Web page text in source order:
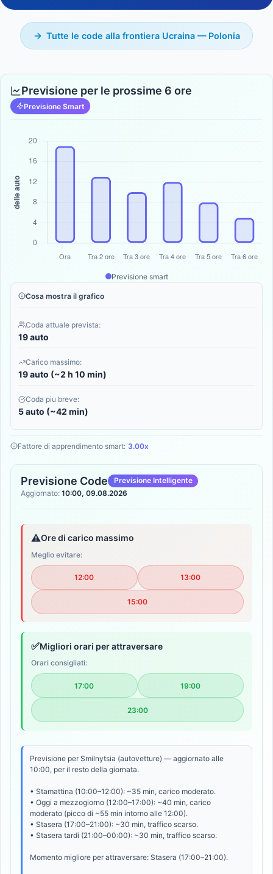
Tutte le code alla frontiera Ucraina — Polonia
Previsione per le prossime 6 ore
Previsione Smart
Previsione smart
Cosa mostra il grafico
Coda attuale prevista:
19 auto
Carico massimo:
19 auto (~2 h 10 min)
Coda piu breve:
5 auto (~42 min)
Fattore di apprendimento smart: 3.00x
Previsione Code
Previsione Intelligente
Aggiornato: 10:00, 09.08.2026
⚠️Ore di carico massimo
Meglio evitare:
12:00 13:00
15:00
✅Migliori orari per attraversare
Orari consigliati:
17:00 19:00
23:00
Previsione per Smilnytsia (autovetture) — aggiornato alle
10:00, per il resto della giornata.
• Stamattina (10:00–12:00): ~35 min, carico moderato.
• Oggi a mezzogiorno (12:00–17:00): ~40 min, carico
moderato (picco di ~55 min intorno alle 12:00).
• Stasera (17:00–21:00): ~30 min, traffico scarso.
• Stasera tardi (21:00–00:00): ~30 min, traffico scarso.
Momento migliore per attraversare: Stasera (17:00–21:00).